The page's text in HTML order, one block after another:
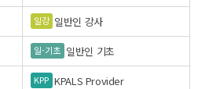
일강 일반인 강사
일-기초 일반인 기초
KPP KPALS Provider